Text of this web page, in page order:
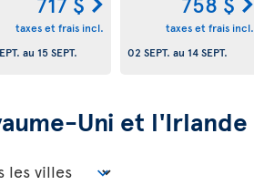
taxes et frais incl.
au 15 SEPT.
taxes et frais incl.
02 SEPT. au 14 SEPT.
Uni et l'Irlande